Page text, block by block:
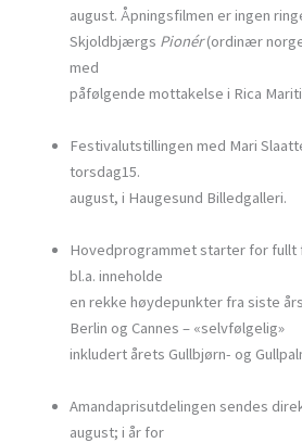
august. Åpningsfilmen er ingen
Skjoldbjærgs Pionér(ordinær
med
påfølgende mottakelse i Rica
Festivalutstillingen med Mari
torsdag15.
august, i Haugesund Billedgalleri.
Hovedprogrammet starter for fullt
bl.a. inneholde
en rekke høydepunkter fra siste
Berlin og Cannes – «selvfølgelig»
inkludert årets Gullbjørn- og
Amandaprisutdelingen sendes
august; i år for